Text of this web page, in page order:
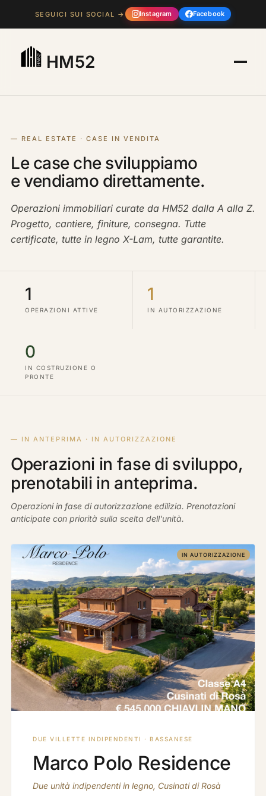
SEGUICI SUI SOCIAL → Instagram Facebook
HM52
— REAL ESTATE · CASE IN VENDITA
Le case che sviluppiamo
e vendiamo direttamente.
Operazioni immobiliari curate da HM52 dalla A alla Z.
Progetto, cantiere, finiture, consegna. Tutte
certificate, tutte in legno X-Lam, tutte garantite.
1
OPERAZIONI ATTIVE
1
IN AUTORIZZAZIONE
0
IN COSTRUZIONE O
PRONTE
— IN ANTEPRIMA · IN AUTORIZZAZIONE
Operazioni in fase di sviluppo,
prenotabili in anteprima.
Operazioni in fase di autorizzazione edilizia. Prenotazioni
anticipate con priorità sulla scelta dell'unità.
IN AUTORIZZAZIONE
DUE VILLETTE INDIPENDENTI · BASSANESE
Marco Polo Residence
Due unità indipendenti in legno, Cusinati di Rosà